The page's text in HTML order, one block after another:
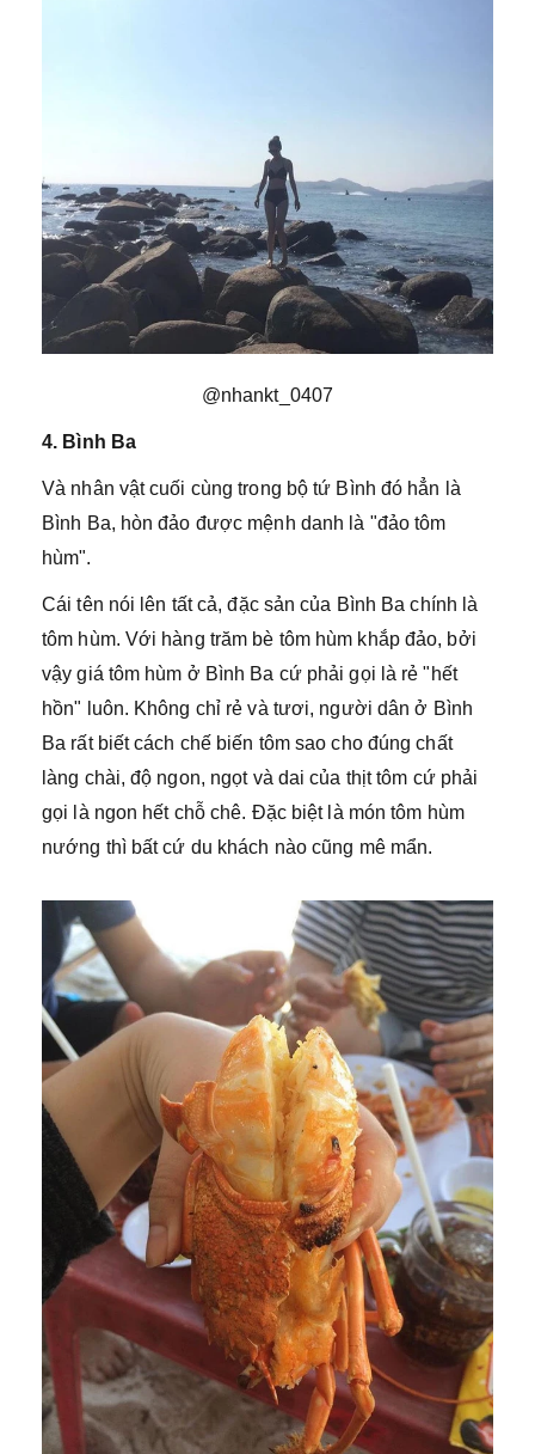
@nhankt_0407
4. Bình Ba
Và nhân vật cuối cùng trong bộ tứ Bình đó hẳn là
Bình Ba, hòn đảo được mệnh danh là "đảo tôm
hùm".
Cái tên nói lên tất cả, đặc sản của Bình Ba chính là
tôm hùm. Với hàng trăm bè tôm hùm khắp đảo, bởi
vậy giá tôm hùm ở Bình Ba cứ phải gọi là rẻ "hết
hồn" luôn. Không chỉ rẻ và tươi, người dân ở Bình
Ba rất biết cách chế biến tôm sao cho đúng chất
làng chài, độ ngon, ngọt và dai của thịt tôm cứ phải
gọi là ngon hết chỗ chê. Đặc biệt là món tôm hùm
nướng thì bất cứ du khách nào cũng mê mẩn.